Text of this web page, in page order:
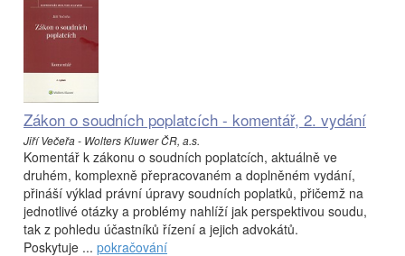
Zákon o soudních poplatcích - komentář, 2. vydání
Jiří Večeřa - Wolters Kluwer ČR, a.s.
Komentář k zákonu o soudních poplatcích, aktuálně ve
druhém, komplexně přepracovaném a doplněném vydání,
přináší výklad právní úpravy soudních poplatků, přičemž na
jednotlivé otázky a problémy nahlíží jak perspektivou soudu,
tak z pohledu účastníků řízení a jejich advokátů.
Poskytuje ... pokračování